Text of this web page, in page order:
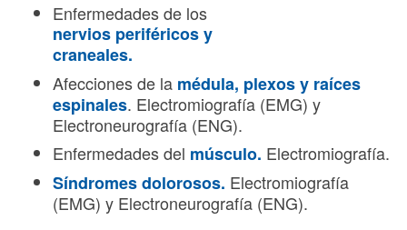
Enfermedades de los
nervios periféricos y
craneales.
Afecciones de la médula, plexos y raíces
espinales. Electromiografía (EMG) y
Electroneurografía (ENG).
Enfermedades del músculo. Electromiografía.
Síndromes dolorosos. Electromiografía
(EMG) y Electroneurografía (ENG).